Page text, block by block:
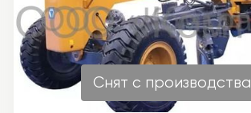
Снят с производства